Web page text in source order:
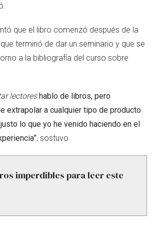
que el libro comenzó después de la
terminó de dar un seminario y que se
a la bibliografía del curso sobre
lectoreshablo de libros, pero
extrapolar a cualquier tipo de producto
lo que yo he venido haciendo en el
, sostuvo.
imperdibles para leer este